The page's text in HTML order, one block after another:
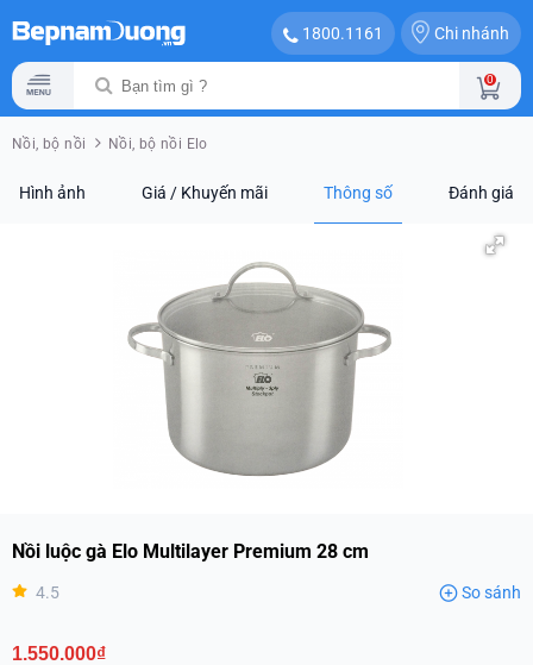
1800.1161 Chi nhánh
0
Nồi, bộ nồi Nồi, bộ nồi Elo
Hình ảnh Giá / Khuyến mãi Thông số Đánh giá
Nồi luộc gà Elo Multilayer Premium 28 cm
4.5 So sánh
1.550.000₫